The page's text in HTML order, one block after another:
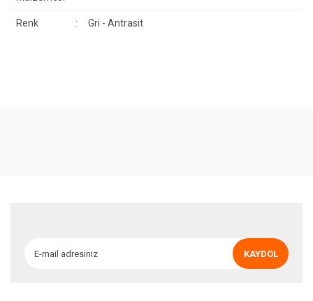
Renk : Gri - Antrasit
KAYDOL